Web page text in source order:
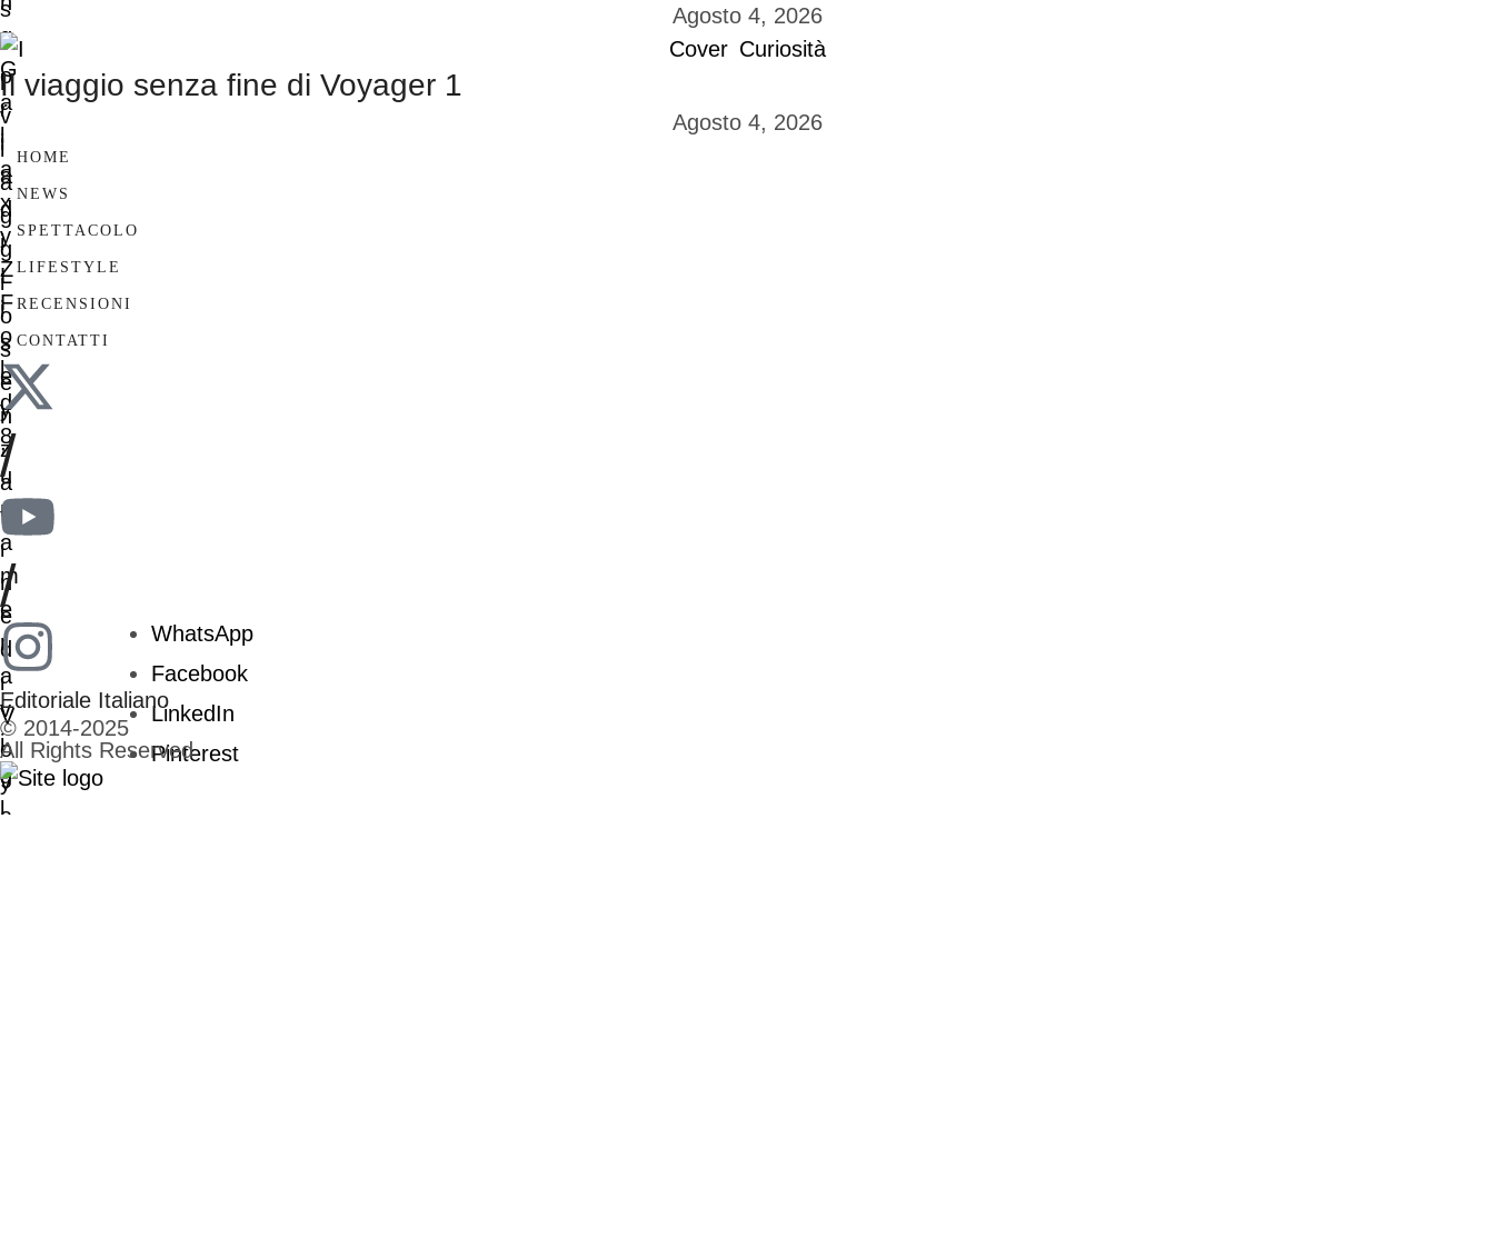
Agosto 4, 2026
Cover Curiosità
Il viaggio senza fine di Voyager 1
Agosto 4, 2026
HOME
NEWS
SPETTACOLO
LIFESTYLE
RECENSIONI
CONTATTI
/
/
Editoriale Italiano
© 2014-2025
All Rights Reserved
WhatsApp
Facebook
LinkedIn
Pinterest